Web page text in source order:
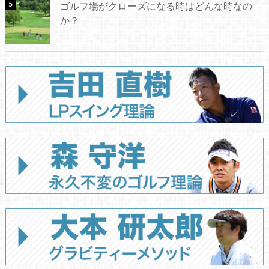
ゴルフ場がクローズになる時はどんな時なの
か？